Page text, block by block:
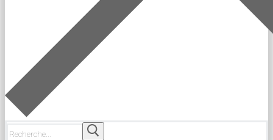
Rechercher